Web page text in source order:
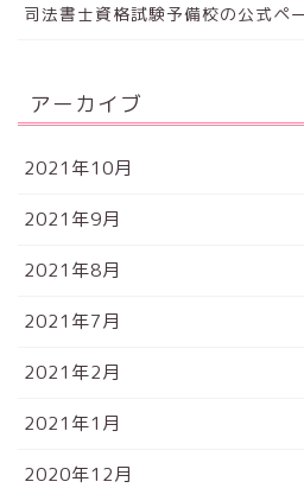
司法書士資格試験予備校の公式ペ
アーカイブ
2021年10月
2021年9月
2021年8月
2021年7月
2021年2月
2021年1月
2020年12月